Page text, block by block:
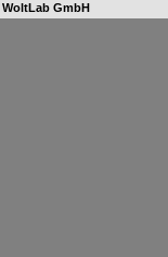
WoltLab GmbH